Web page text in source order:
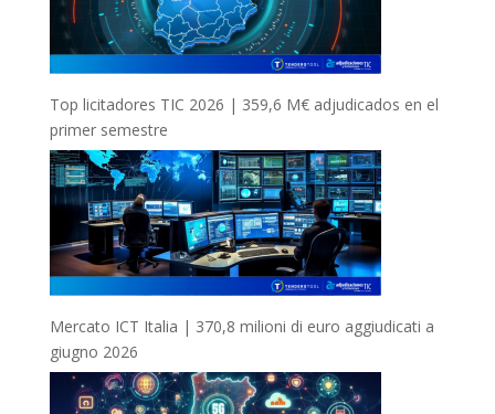
Top licitadores TIC 2026 | 359,6 M€ adjudicados en el
primer semestre
Mercato ICT Italia | 370,8 milioni di euro aggiudicati a
giugno 2026